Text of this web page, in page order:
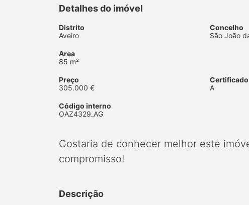
Detalhes do imóvel
Distrito
Aveiro
Concelho
São João
Area
85 m²
Preço
305.000 €
A
Código interno
OAZ4329_AG
Gostaria de conhecer melhor este
compromisso!
Descrição